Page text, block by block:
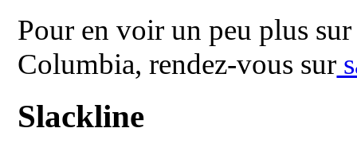
Pour en voir un peu plus
Columbia, rendez-vous sur
Slackline